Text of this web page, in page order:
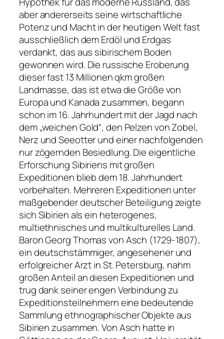
aber andererseits seine wirtschaftliche
Potenz und Macht in der heutigen Welt fast
ausschließlich dem Erdöl und Erdgas
verdankt, das aus sibirischem Boden
gewonnen wird. Die russische Eroberung
dieser fast 13 Millionen qkm großen
Landmasse, das ist etwa die Größe von
Europa und Kanada zusammen, begann
schon im 16. Jahrhundert mit der Jagd nach
dem „weichen Gold“, den Pelzen von Zobel,
Nerz und Seeotter und einer nachfolgenden
nur zögernden Besiedlung. Die eigentliche
Erforschung Sibiriens mit großen
Expeditionen blieb dem 18. Jahrhundert
vorbehalten. Mehreren Expeditionen unter
maßgebender deutscher Beteiligung zeigte
sich Sibirien als ein heterogenes,
multiethnisches und multikulturelles Land.
Baron Georg Thomas von Asch (1729-1807),
ein deutschstämmiger, angesehener und
erfolgreicher Arzt in St. Petersburg, nahm
großen Anteil an diesen Expeditionen und
trug dank seiner engen Verbindung zu
Expeditionsteilnehmern eine bedeutende
Sammlung ethnographischer Objekte aus
Sibirien zusammen. Von Asch hatte in